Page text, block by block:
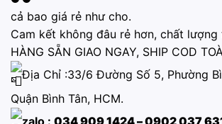
cả bao giá rẻ như cho.
Cam kết không đâu rẻ hơn, chất
HÀNG SẴN GIAO NGAY, SHIP COD
Địa Chỉ :33/6 Đường Số 5, Phường
Quận Bình Tân, HCM.
zalo : 034 909 1424 – 0902 037